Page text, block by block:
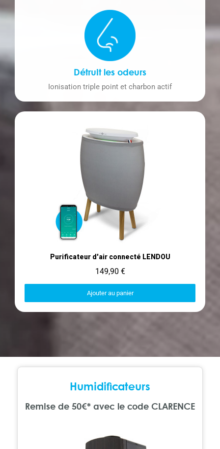
Détruit les odeurs
Ionisation triple point et charbon actif​
Aperçu rapide
Purificateur d'air connecté LENDOU
149,90 €
Ajouter au panier
Humidificateurs
Remise de 50€* avec le code CLARENCE